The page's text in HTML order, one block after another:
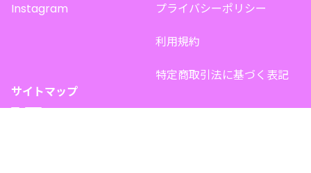
Instagram プライバシーポリシー
利用規約
特定商取引法に基づく表記
サイトマップ